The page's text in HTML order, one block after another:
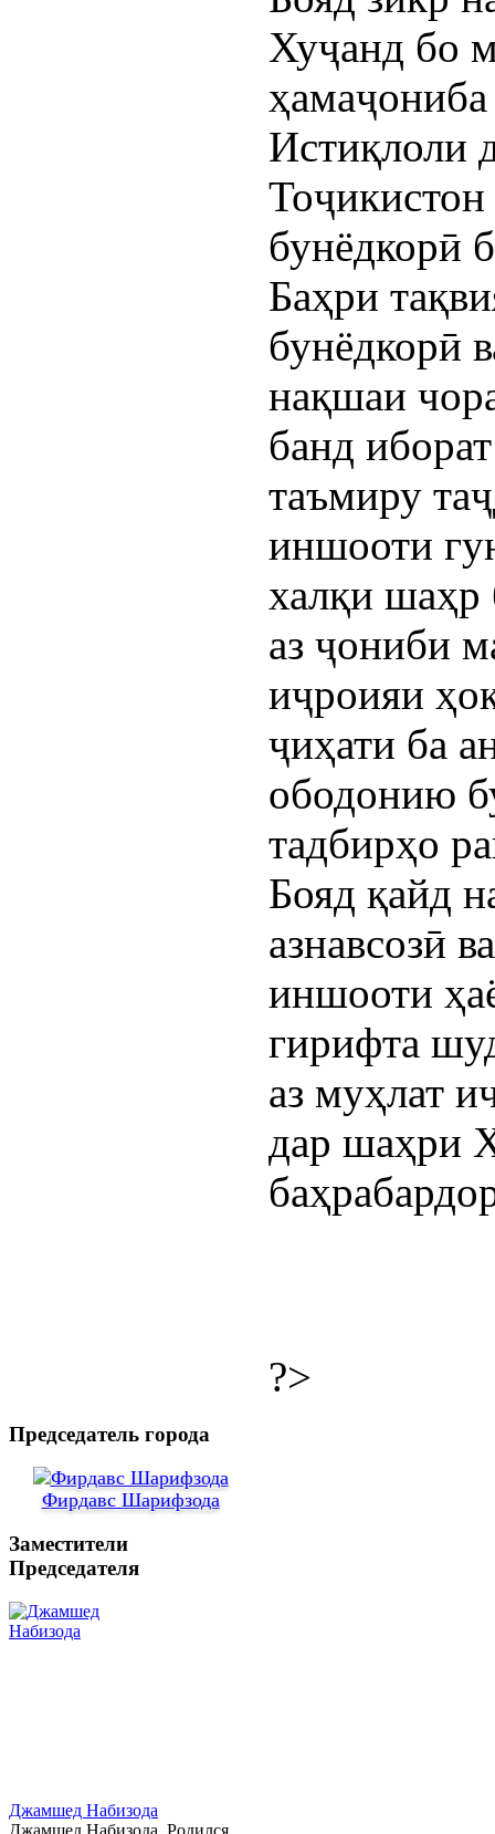
Хуҷанд бо
Истиқлоли
бунёдкорӣ
Баҳри
бунёдкорӣ
нақшаи
банд
таъмиру
иншооти
халқи шаҳр
аз ҷониби
иҷроияи
ҷиҳати ба
ободонию
тадбирҳо
Бояд қайд
азнавсозӣ
иншооти
гирифта
аз муҳлат
дар шаҳри
?>
Председатель города
Фирдавс Шарифзода
Заместители
Председателя
Джамшед Набизода
Джамшед Набизода. Родился